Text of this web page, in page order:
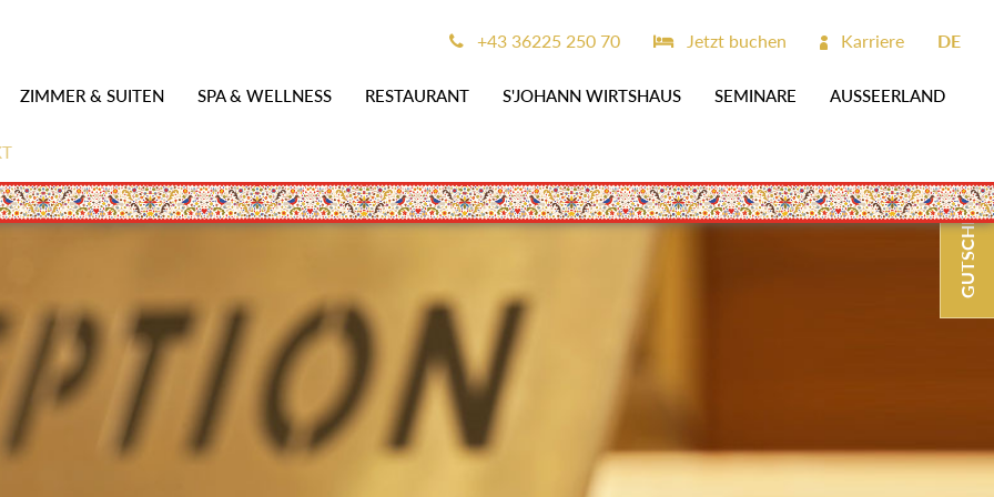
ZIMMER & SUITEN SPA & WELLNESS RESTAURANT S'JOHANN WIRTSHAUS SEMINARE AUSSEERLAND
+43 36225 250 70 Jetzt buchen Karriere DE
GUTSCHEINE